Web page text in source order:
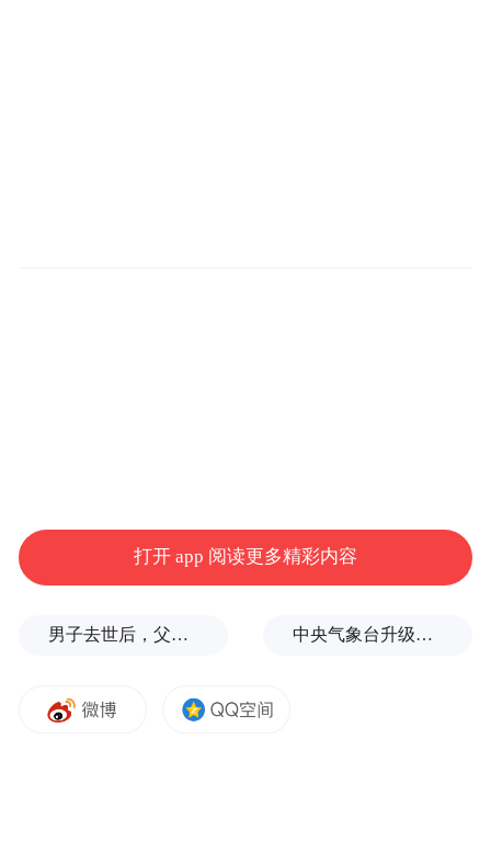
者，今年“十一”他被爸妈叫回到河南开封杞
县的村里，帮家里收玉米。往年家里的玉米
都是依靠机器收割。今年因为连续阴雨天
降雨持续了半个月，即使农田有排水功能现
打开 app 阅读更多精彩内容
男子去世后，父母要求对孙子进行亲子鉴定，儿媳拒绝 中央气象台升级发布台风红色预警